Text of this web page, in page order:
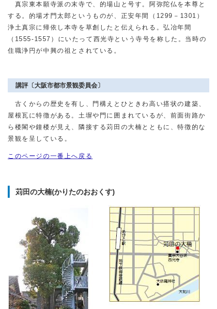
真宗東本願寺派の末寺で、的場山と号す。阿弥陀仏を本尊と
する。的場才門太郎というものが、正安年間（1299－1301）
浄土真宗に帰依し本寺を草創したと伝えられる。弘冶年間
（1555-1557）にいたって西光寺という寺号を称した。当時の
住職浄円が中興の祖とされている。
講評〔大阪市都市景観委員会〕
古くからの歴史を有し、門構えとひときわ高い搭状の建築、
屋根瓦に特徴がある。土塀や門に囲まれているが、前面街路か
ら楼閣や鐘楼が見え、隣接する苅田の大楠とともに、特徴的な
景観を呈している。
このページの一番上へ戻る
苅田の大楠(かりたのおおくす)